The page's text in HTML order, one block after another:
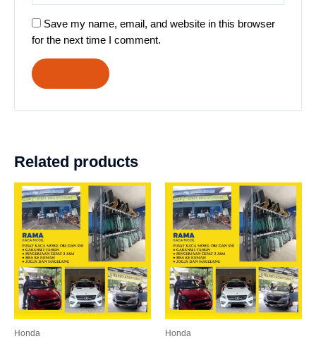
Save my name, email, and website in this browser
for the next time I comment.
Related products
Honda Honda